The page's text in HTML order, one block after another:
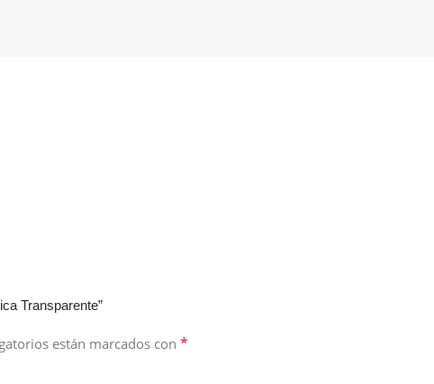
Transparente”
están marcados con *